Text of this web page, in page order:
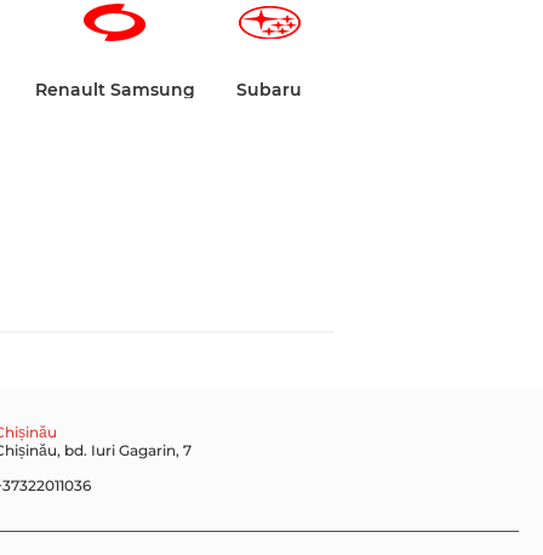
Renault Samsung Subaru
bd. Iuri Gagarin, 7